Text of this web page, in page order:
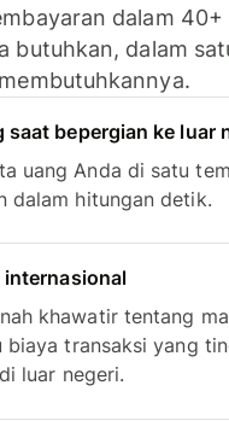
dalam 40+
butuhkan, dalam
saat bepergian ke luar
uang Anda di satu
dalam hitungan detik.
khawatir tentang
transaksi yang
luar negeri.